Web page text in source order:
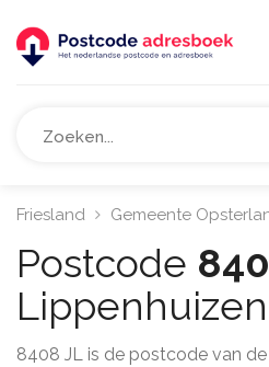
Friesland Gemeente
Postcode
Lippenhuizen
8408 JL is de postcode van